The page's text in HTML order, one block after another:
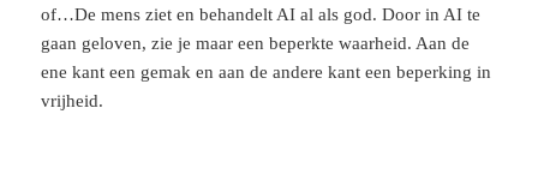
of…De mens ziet en behandelt AI al als god. Door in AI te
gaan geloven, zie je maar een beperkte waarheid. Aan de
ene kant een gemak en aan de andere kant een beperking in
vrijheid.